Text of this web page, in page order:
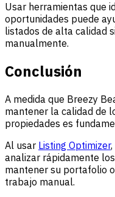
Usar herramientas que
oportunidades puede
listados de alta calidad
manualmente.
Conclusión
A medida que Breezy
mantener la calidad de
propiedades es
Al usar Listing Optimizer
analizar rápidamente
mantener su portafolio
trabajo manual.